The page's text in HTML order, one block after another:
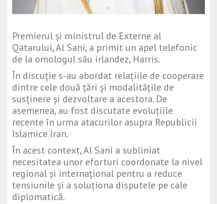
Premierul și ministrul de Externe al
Qatarului, Al Sani, a primit un apel telefonic
de la omologul său irlandez, Harris.
În discuție s-au abordat relațiile de cooperare
dintre cele două țări și modalitățile de
susținere și dezvoltare a acestora. De
asemenea, au fost discutate evoluțiile
recente în urma atacurilor asupra Republicii
Islamice Iran.
În acest context, Al Sani a subliniat
necesitatea unor eforturi coordonate la nivel
regional și internațional pentru a reduce
tensiunile și a soluționa disputele pe cale
diplomatică.